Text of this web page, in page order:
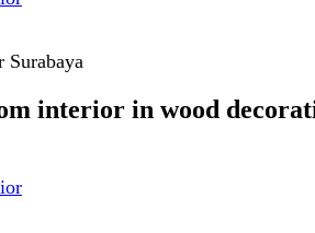
Surabaya
interior in wood